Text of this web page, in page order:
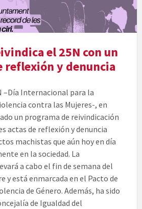
el 25N con un
reflexión y denuncia
–Día Internacional para la
contra las Mujeres-, en
un programa de reivindicación
actas de reflexión y denuncia
machistas que aún hoy en día
en la sociedad. La
a cabo el fin de semana del
y está enmarcada en el Pacto de
de Género. Además, ha sido
de Igualdad del